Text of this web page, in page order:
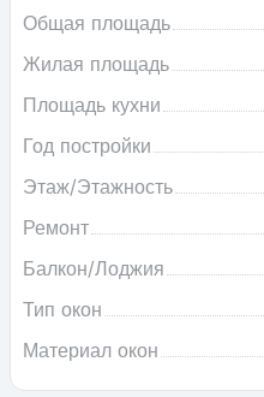
Общая площадь
Жилая площадь
Площадь кухни
Год постройки
Этаж/Этажность
Ремонт
Балкон/Лоджия
Тип окон
Материал окон